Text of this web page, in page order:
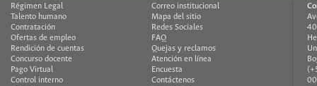
Régimen Legal
Talento humano
Contratación
Ofertas de empleo
Rendición de cuentas
Concurso docente
Pago Virtual
Control interno
Correo institucional
Mapa del sitio
Redes Sociales
FAQ
Quejas y reclamos
Atención en línea
Encuesta
Contáctenos